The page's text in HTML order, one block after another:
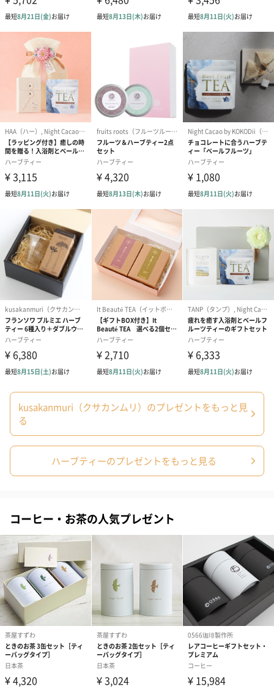
kusakanmuri（クサカンムリ）のプレゼントをもっと見
る
ハーブティーのプレゼントをもっと見る
コーヒー・お茶の人気プレゼント